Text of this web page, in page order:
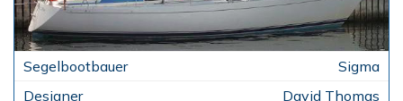
Sigma
David Thomas